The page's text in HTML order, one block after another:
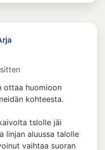
ottaa huomioon
kohteesta.
tslolle jäi
linjan aluussa talolle
vaihtaa suoran